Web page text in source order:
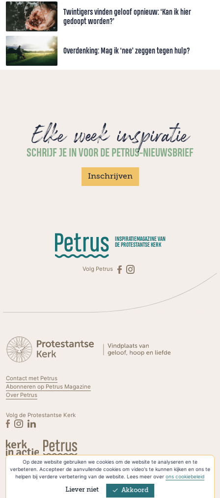
Op deze website gebruiken we cookies om de website te analyseren en te
verbeteren. Accepteer de aanvullende cookies om video's te kunnen kijken en ons te
helpen bij verdere verbetering van de website. Lees meer overons cookiebeleid
Liever niet Akkoord
Twintigers vinden geloof opnieuw: ‘Kan ik hier
gedoopt worden?’
Overdenking: Mag ik ‘nee’ zeggen tegen hulp?
Elke week inspiratie
SCHRIJF JE IN VOOR DE PETRUS-NIEUWSBRIEF
Inschrijven
INSPIRATIEMAGAZINE VAN
DE PROTESTANTSE KERK
Volg Petrus
Contact met Petrus
Abonneren op Petrus Magazine
Over Petrus
Volg de Protestantse Kerk
Privacyverklaring & Cookies